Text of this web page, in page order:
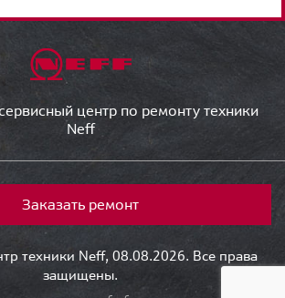
центр по ремонту техники
Neff
Заказать ремонт
техники Neff, 08.08.2026. Все права
защищены.